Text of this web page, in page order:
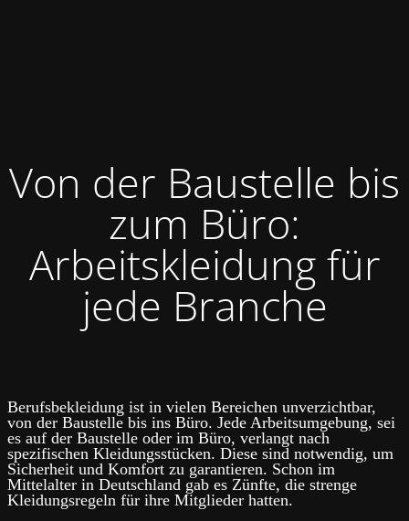
Von der Baustelle bis
zum Büro:
Arbeitskleidung für
jede Branche
Berufsbekleidung ist in vielen Bereichen unverzichtbar,
von der Baustelle bis ins Büro. Jede Arbeitsumgebung, sei
es auf der Baustelle oder im Büro, verlangt nach
spezifischen Kleidungsstücken. Diese sind notwendig, um
Sicherheit und Komfort zu garantieren. Schon im
Mittelalter in Deutschland gab es Zünfte, die strenge
Kleidungsregeln für ihre Mitglieder hatten.